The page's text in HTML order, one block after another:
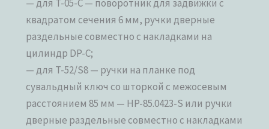
— для T-05-C — поворотник для задвижки с
квадратом сечения 6 мм, ручки дверные
раздельные совместно с накладками на
цилиндр DP-C;
— для T-52/S8 — ручки на планке под
сувальдный ключ co шторкой с межосевым
расстоянием 85 мм — HP-85.0423-S или ручки
дверные раздельные совместно с накладками